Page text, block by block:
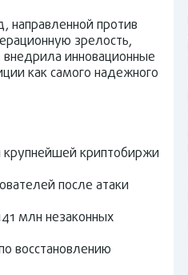
направленной против
зрелость,
инновационные
как самого надежного
крупнейшей криптобиржи
после атаки
млн незаконных
восстановлению